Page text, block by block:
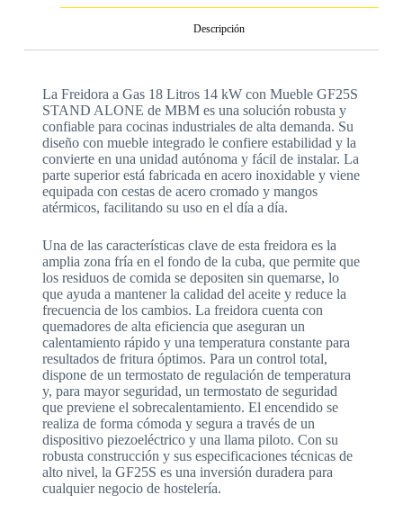
Descripción
La Freidora a Gas 18 Litros 14 kW con Mueble GF25S
STAND ALONE de MBM es una solución robusta y
confiable para cocinas industriales de alta demanda. Su
diseño con mueble integrado le confiere estabilidad y la
convierte en una unidad autónoma y fácil de instalar. La
parte superior está fabricada en acero inoxidable y viene
equipada con cestas de acero cromado y mangos
atérmicos, facilitando su uso en el día a día.
Una de las características clave de esta freidora es la
amplia zona fría en el fondo de la cuba, que permite que
los residuos de comida se depositen sin quemarse, lo
que ayuda a mantener la calidad del aceite y reduce la
frecuencia de los cambios. La freidora cuenta con
quemadores de alta eficiencia que aseguran un
calentamiento rápido y una temperatura constante para
resultados de fritura óptimos. Para un control total,
dispone de un termostato de regulación de temperatura
y, para mayor seguridad, un termostato de seguridad
que previene el sobrecalentamiento. El encendido se
realiza de forma cómoda y segura a través de un
dispositivo piezoeléctrico y una llama piloto. Con su
robusta construcción y sus especificaciones técnicas de
alto nivel, la GF25S es una inversión duradera para
cualquier negocio de hostelería.